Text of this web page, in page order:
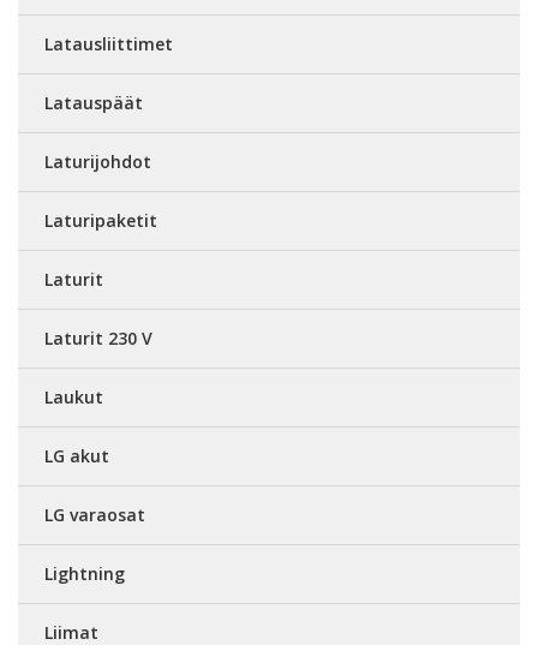
Latausliittimet
Latauspäät
Laturijohdot
Laturipaketit
Laturit
Laturit 230 V
Laukut
LG akut
LG varaosat
Lightning
Liimat